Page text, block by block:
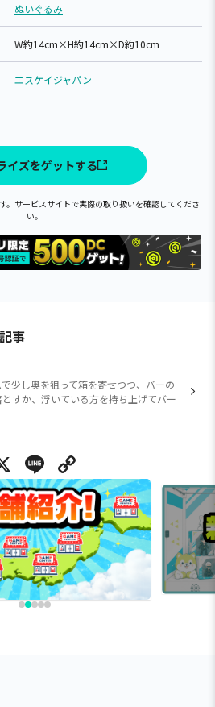
ぬいぐるみ
W約14cm×H約14cm×D約10cm
エスケイジャパン
イズをゲットする
サービスサイトで実際の取り扱いを確認してくださ
い。
事
少し奥を狙って箱を寄せつつ、バーの
すか、浮いている方を持ち上げてバー
X Line